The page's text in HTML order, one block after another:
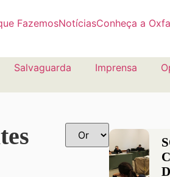
FazemosNotíciasConheça a
Salvaguarda Imprensa